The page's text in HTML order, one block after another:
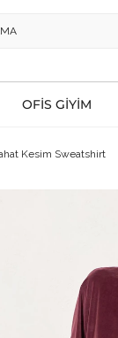
OFİS GİYİM
Kesim Sweatshirt